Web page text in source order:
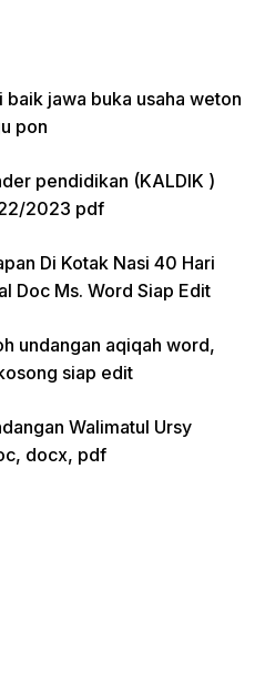
baik jawa buka usaha weton
pon
pendidikan (KALDIK )
2023 pdf
Di Kotak Nasi 40 Hari
Doc Ms. Word Siap Edit
undangan aqiqah word,
siap edit
Walimatul Ursy
docx, pdf